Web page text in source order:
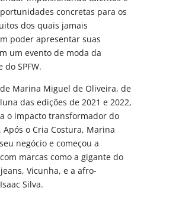
concretas para os
dos quais jamais
poder apresentar suas
um evento de moda da
SPFW.
Marina Miguel de Oliveira, de
das edições de 2021 e 2022,
o impacto transformador do
Após o Cria Costura, Marina
negócio e começou a
marcas como a gigante do
Vicunha, e a afro-
Silva.